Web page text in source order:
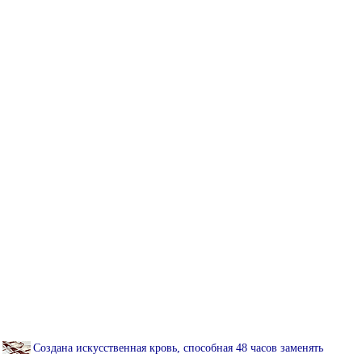
Создана искусственная кровь, способная 48 часов заменять